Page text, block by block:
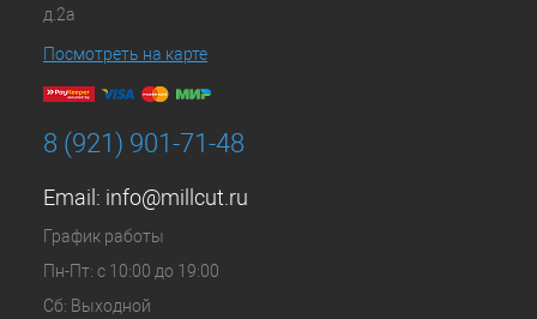
д.2а
Посмотреть на карте
8 (921) 901-71-48
Email: info@millcut.ru
График работы
Пн-Пт: с 10:00 до 19:00
Сб: Выходной